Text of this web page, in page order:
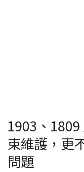
1903、
束維護，更
問題